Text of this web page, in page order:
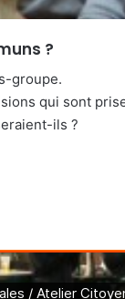
?
groupe.
qui sont
ils ?